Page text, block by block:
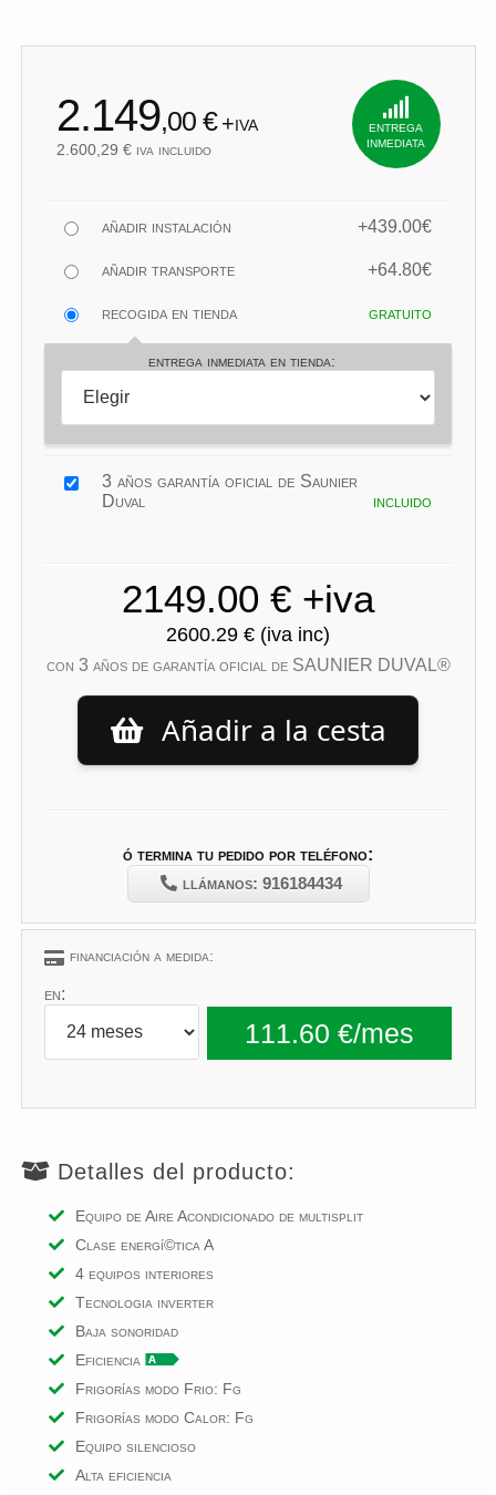
2.149,00 € +iva
2.600,29 € iva incluido
entrega
inmediata
añadir instalación +439.00€
añadir transporte +64.80€
recogida en tienda gratuito
entrega inmediata en tienda:
3 años garantía oficial de Saunier
Duval
incluido
con 3 años de garantía oficial de SAUNIER DUVAL®
Añadir a la cesta
ó termina tu pedido por teléfono:
llámanos: 916184434
financiación a medida:
en:
Detalles del producto:
Equipo de Aire Acondicionado de multisplit
Clase energí©tica A
4 equipos interiores
Tecnologia inverter
Baja sonoridad
Eficiencia
Frigorías modo Frio: Fg
Frigorías modo Calor: Fg
Equipo silencioso
Alta eficiencia